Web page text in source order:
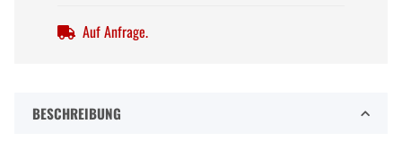
Auf Anfrage.
BESCHREIBUNG